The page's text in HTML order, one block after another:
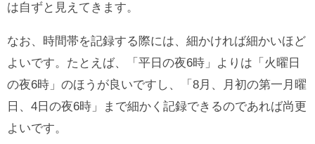
は自ずと見えてきます。
なお、時間帯を記録する際には、細かければ細かいほど
よいです。たとえば、「平日の夜6時」よりは「火曜日
の夜6時」のほうが良いですし、「8月、月初の第一月曜
日、4日の夜6時」まで細かく記録できるのであれば尚更
よいです。